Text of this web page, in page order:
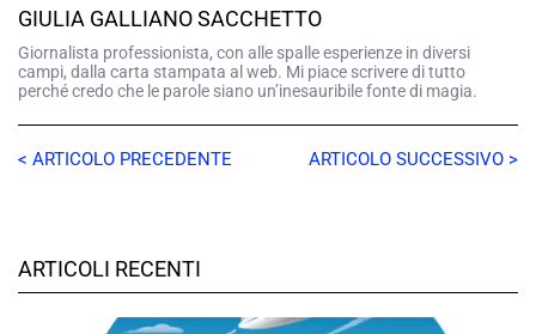
GIULIA GALLIANO SACCHETTO
Giornalista professionista, con alle spalle esperienze in diversi
campi, dalla carta stampata al web. Mi piace scrivere di tutto
perché credo che le parole siano un’inesauribile fonte di magia.
< ARTICOLO PRECEDENTE ARTICOLO SUCCESSIVO >
ARTICOLI RECENTI